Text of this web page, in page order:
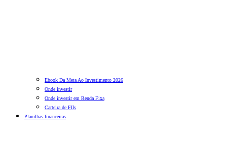
Ebook Da Meta Ao Investimento 2026
Onde investir
Onde investir em Renda Fixa
Carteira de FIIs
Planilhas financeiras